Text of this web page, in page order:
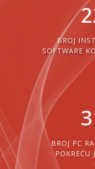
BROJ
SOFTWARE
BROJ PC
POKREĆU